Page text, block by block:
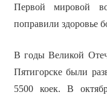
Первой мировой
поправили здоровье
В годы Великой
Пятигорске были
5500 коек. В